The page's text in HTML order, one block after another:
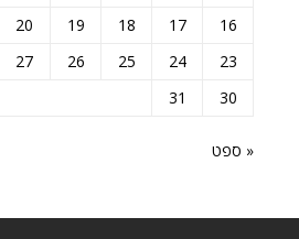
16
17
18
19
20
23
24
25
26
27
30
31
« ספט